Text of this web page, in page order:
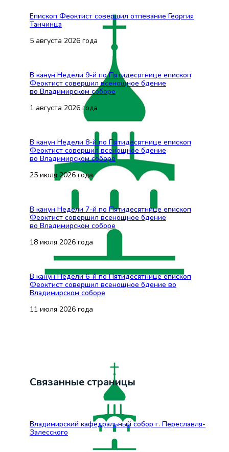
Епископ Феоктист совершил отпевание Георгия
Танчинца
5 августа 2026 года
В канун Недели 9-й по Пятидесятнице епископ
Феоктист совершил всенощное бдение
во Владимирском соборе
1 августа 2026 года
В канун Недели 8-й по Пятидесятнице епископ
Феоктист совершил всенощное бдение
во Владимирском соборе
25 июля 2026 года
В канун Недели 7-й по Пятидесятнице епископ
Феоктист совершил всенощное бдение
во Владимирском соборе
18 июля 2026 года
В канун Недели 6-й по Пятидесятнице епископ
Феоктист совершил всенощное бдение во
Владимирском соборе
11 июля 2026 года
Связанные страницы
Владимирский кафедральный собор г. Переславля-
Залесского